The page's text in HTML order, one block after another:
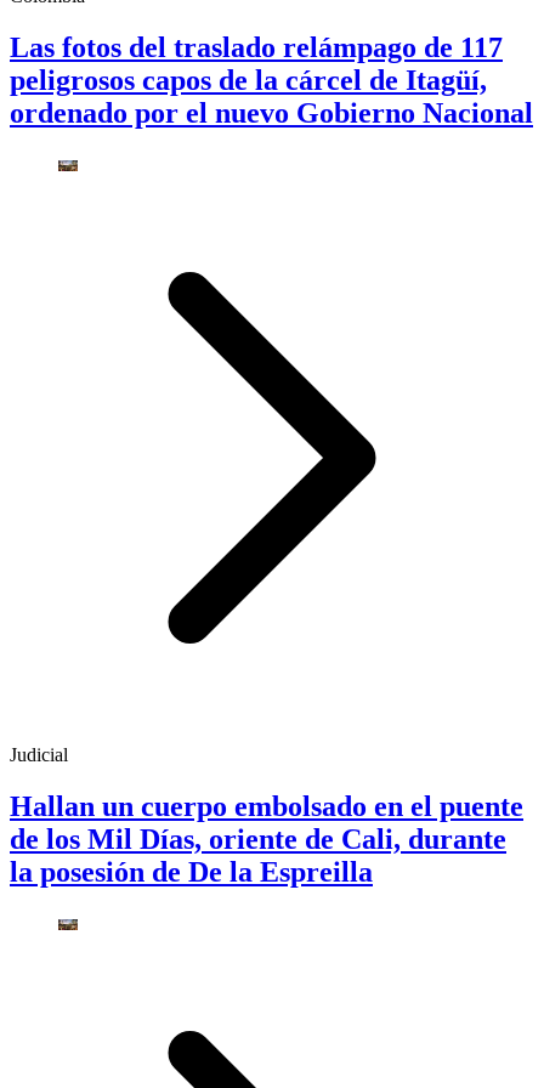
Las fotos del traslado relámpago de 117
peligrosos capos de la cárcel de Itagüí,
ordenado por el nuevo Gobierno Nacional
Judicial
Hallan un cuerpo embolsado en el puente
de los Mil Días, oriente de Cali, durante
la posesión de De la Espreilla